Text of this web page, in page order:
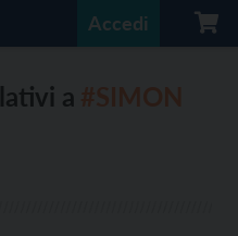
Accedi
a